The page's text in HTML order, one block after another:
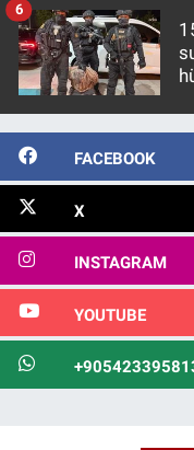
6
FACEBOOK
X
INSTAGRAM
YOUTUBE